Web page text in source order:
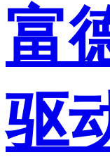
富
驱